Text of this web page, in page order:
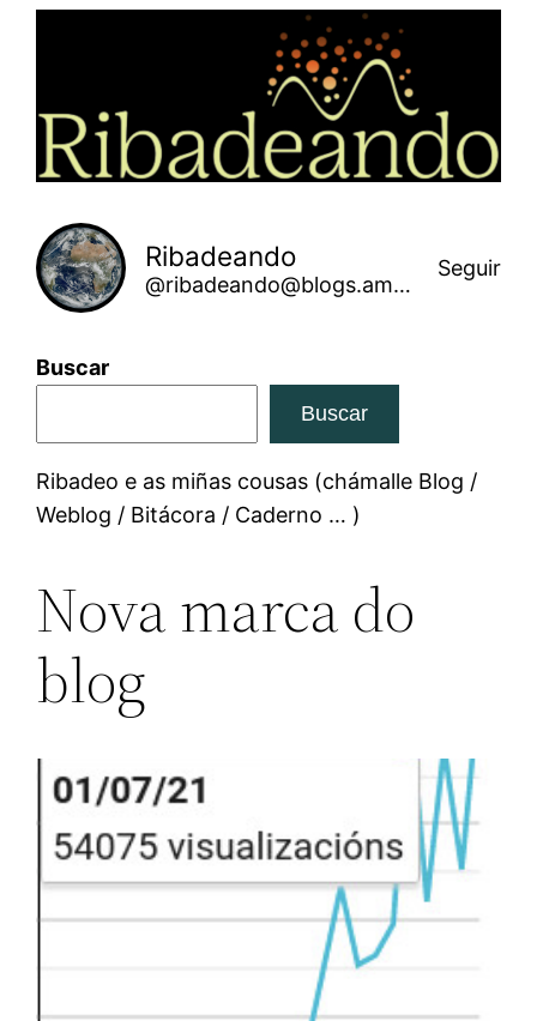
Ribadeando
@ribadeando@blogs.amarinha.gal
Seguir
Buscar
Buscar
Ribadeo e as miñas cousas (chámalle Blog /
Weblog / Bitácora / Caderno … )
Nova marca do
blog